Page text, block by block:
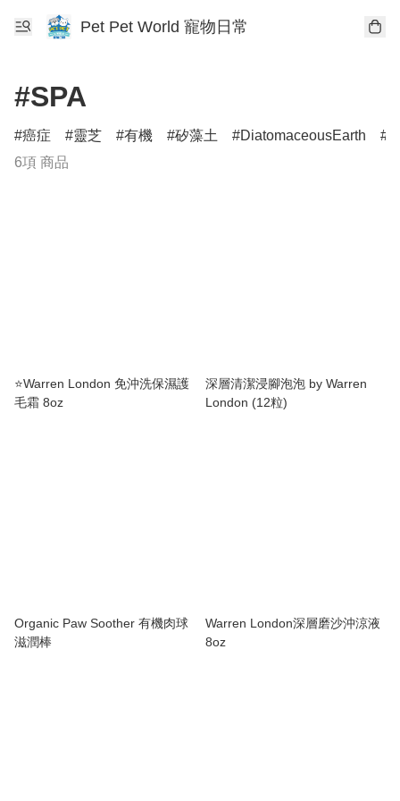
Pet Pet World 寵物日常
#SPA
癌症 靈芝 有機 矽藻土 DiatomaceousEarth
6項 商品
⭐️Warren London 免沖洗保濕護
毛霜 8oz
深層清潔浸腳泡泡 by Warren
London (12粒)
Organic Paw Soother 有機肉球
滋潤棒
Warren London深層磨沙沖涼液
8oz